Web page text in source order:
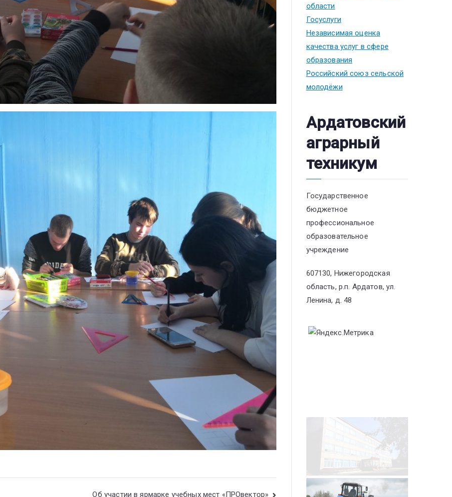
Об участии в ярмарке учебных мест «ПРОвектор»
области
Госуслуги
Независимая оценка
качества услуг в сфере
образования
Российский союз сельской
молодёжи
Ардатовский
аграрный
техникум
Государственное
бюджетное
профессиональное
образовательное
учреждение
607130, Нижегородская
область, р.п. Ардатов, ул.
Ленина, д. 48